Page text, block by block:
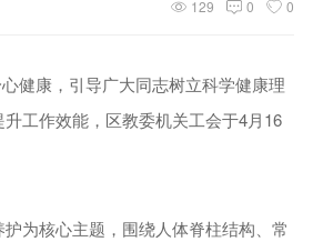
129 0 0
健康，引导广大同志树立科学健康理
工作效能，区教委机关工会于4月16
为核心主题，围绕人体脊柱结构、常